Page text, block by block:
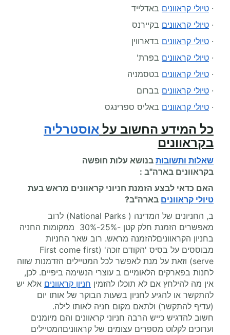
· טיולי קראוונים באדלייד
· טיולי קראוונים בקיירנס
· טיולי קראוונים בדארווין
· טיולי קראוונים בפרת'
· טיולי קראוונים בטסמניה
· טיולי קראוונים בברום
· טיולי קראוונים באליס ספרינגס
כל המידע החשוב על אוסטרליה
בקראוונים
שאלות ותשובות בנושא עלות חופשה
בקראוונים בארה"ב :
האם כדאי לבצע הזמנת חניוני קראוונים מראש בעת
טיולי קראוונים בארה"ב?
ב, החניונים של המדינה ( National Parks) לרוב
מאפשרים הזמנת חלק קטן -25%-30% ממקומות החניה
בחניון הקראווניםלהזמנה מראש. רוב שאר החניות
מבוססים על בסיס 'הקודם זוכה' (First come first
serve) וזאת על מנת לאפשר לכל המטיילים הזדמנות שווה
לחנות בפארקים הלאומיים ב עוצרי הנשימה ביפיים. לכן,
אין מה להילחץ אם לא תוכלו להזמין חניון קראוונים אלא יש
להתקשר או להגיע לחניון בשעות הבוקר של אותו יום
(עדיף להתקשר) ולתאם מקום חניה לאותו לילה.
חשוב להדגיש כייש הרבה חניוני קראוונים והם מיומנים
וערוכים לקלוט מספרים עצומים של קראווניםהמטיילים